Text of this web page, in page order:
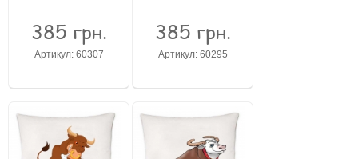
385 грн.
Артикул: 60307
385 грн.
Артикул: 60295